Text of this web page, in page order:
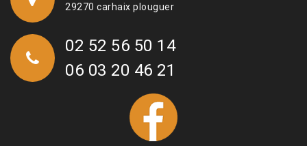
29270 carhaix plouguer
02 52 56 50 14
06 03 20 46 21